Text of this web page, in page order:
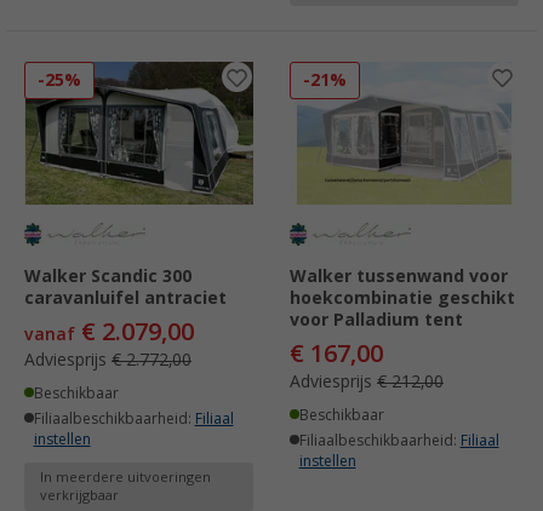
-25%
Walker Scandic 300
caravanluifel antraciet
vanaf € 2.079,00
Adviesprijs € 2.772,00
Beschikbaar
Filiaalbeschikbaarheid: Filiaal
instellen
In meerdere uitvoeringen
verkrijgbaar
-21%
Walker tussenwand voor
hoekcombinatie geschikt
voor Palladium tent
€ 167,00
Adviesprijs € 212,00
Beschikbaar
Filiaalbeschikbaarheid: Filiaal
instellen